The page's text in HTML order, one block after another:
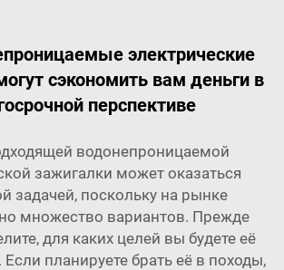
электрические
сэкономить вам деньги в
перспективе
водонепроницаемой
зажигалки может оказаться
задачей, поскольку на рынке
множество вариантов. Прежде
для каких целей вы будете её
Если планируете брать её в походы,